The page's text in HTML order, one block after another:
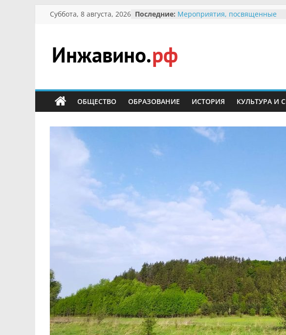
Перейти
Суббота, 8 августа, 2026 Последние: Мероприятия, посвященные
Безопасность в сети Интернет
Ученики приняли участие в
мероприятии «Сохраним
В вольере Воронинского
заповедника родились
Инжавино.рф
сельский
портал
ОБЩЕСТВО ОБРАЗОВАНИЕ ИСТОРИЯ КУЛЬТУРА И